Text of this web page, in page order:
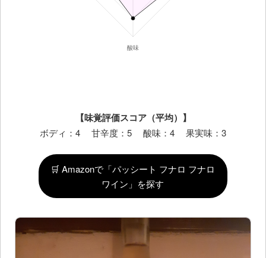
【味覚評価スコア（平均）】
ボディ：4 甘辛度：5 酸味：4 果実味：3
🛒 Amazonで「パッシート フナロ フナロ
ワイン」を探す